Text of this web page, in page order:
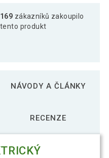
169 zákazníků zakoupilo
tento produkt
NÁVODY A ČLÁNKY
RECENZE